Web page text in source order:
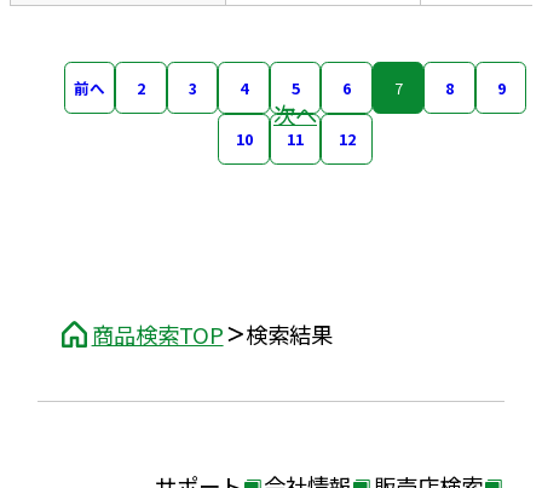
商品検索TOP 検索結果
前へ 2 3 4 5 6 7 8 9
10 11 12
次へ